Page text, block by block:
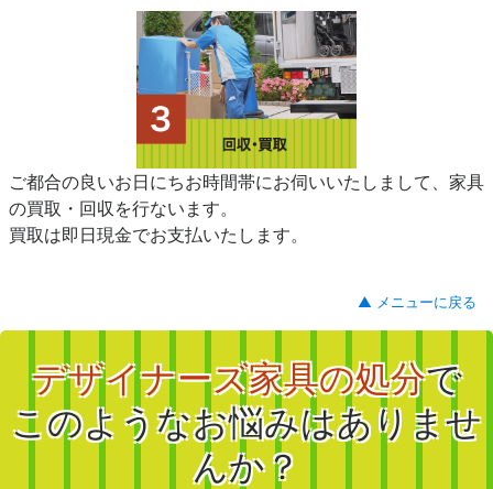
ご都合の良いお日にちお時間帯にお伺いいたしまして、家具
の買取・回収を行ないます。
買取は即日現金でお支払いたします。
▲ メニューに戻る
デザイナーズ家具の処分で
このようなお悩みはありませ
んか？